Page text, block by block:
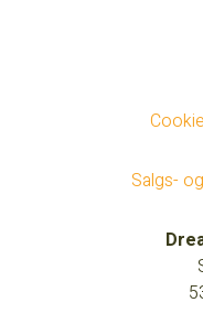
Salgs-